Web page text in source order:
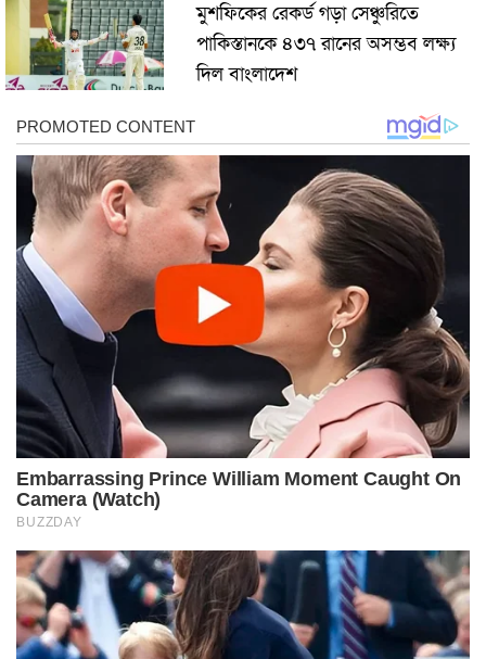
মুশফিকের রেকর্ড গড়া সেঞ্চুরিতে
পাকিস্তানকে ৪৩৭ রানের অসম্ভব লক্ষ্য
দিল বাংলাদেশ